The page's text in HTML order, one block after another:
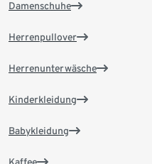
Damenschuhe
Herrenpullover
Herrenunterwäsche
Kinderkleidung
Babykleidung